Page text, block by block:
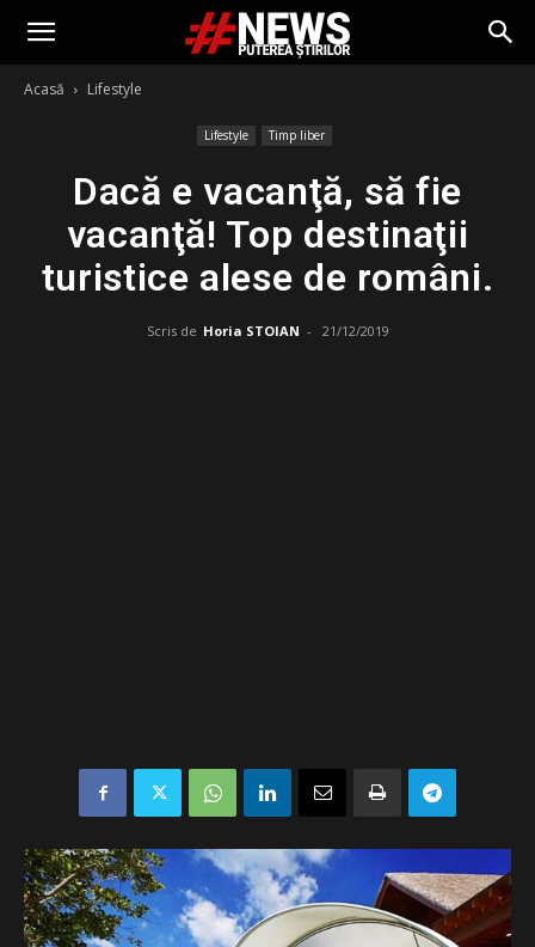
Acasă Lifestyle
Lifestyle Timp liber
Dacă e vacanţă, să fie
vacanţă! Top destinaţii
turistice alese de români.
Scris de Horia STOIAN - 21/12/2019